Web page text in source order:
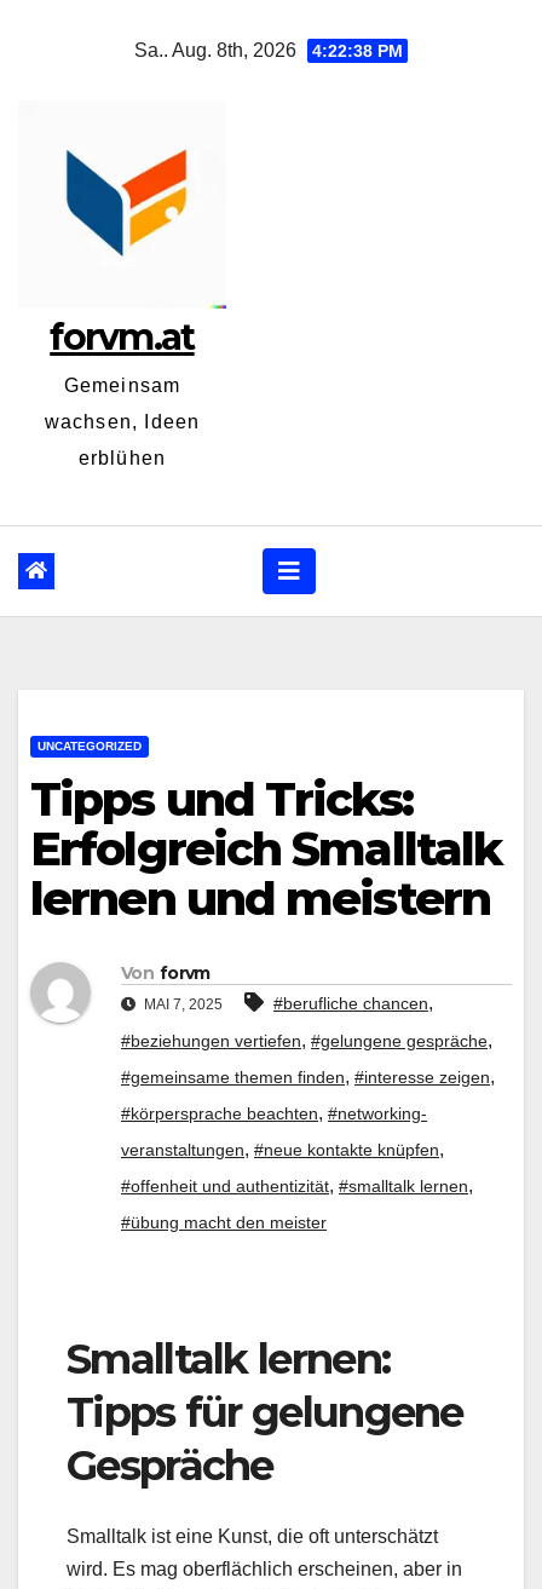
Sa.. Aug. 8th, 2026 4:22:39 PM
forvm.at
Gemeinsam
wachsen, Ideen
erblühen
UNCATEGORIZED
Tipps und Tricks:
Erfolgreich Smalltalk
lernen und meistern
Von forvm
MAI 7, 2025 #berufliche chancen,
#beziehungen vertiefen, #gelungene gespräche,
#gemeinsame themen finden, #interesse zeigen,
#körpersprache beachten, #networking-
veranstaltungen, #neue kontakte knüpfen,
#offenheit und authentizität, #smalltalk lernen,
#übung macht den meister
Smalltalk lernen:
Tipps für gelungene
Gespräche
Smalltalk ist eine Kunst, die oft unterschätzt
wird. Es mag oberflächlich erscheinen, aber in